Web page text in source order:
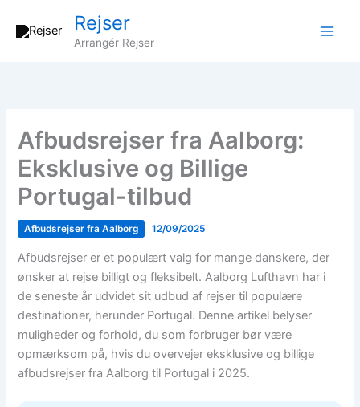
Rejser
Arrangér Rejser
Afbudsrejser fra Aalborg:
Eksklusive og Billige
Portugal-tilbud
Afbudsrejser fra Aalborg 12/09/2025
Afbudsrejser er et populært valg for mange danskere, der
ønsker at rejse billigt og fleksibelt. Aalborg Lufthavn har i
de seneste år udvidet sit udbud af rejser til populære
destinationer, herunder Portugal. Denne artikel belyser
muligheder og forhold, du som forbruger bør være
opmærksom på, hvis du overvejer eksklusive og billige
afbudsrejser fra Aalborg til Portugal i 2025.